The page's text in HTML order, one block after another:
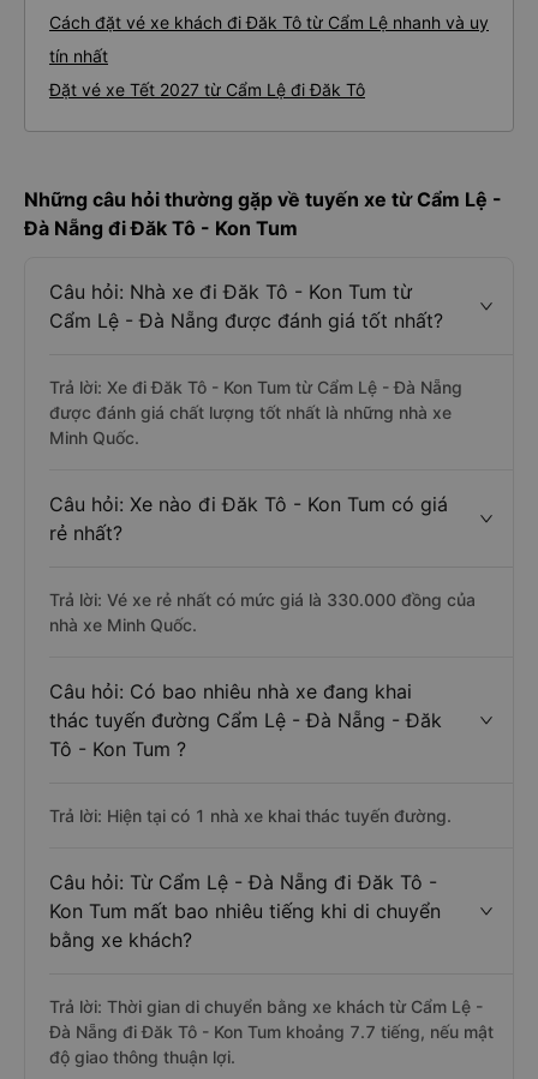
Cách đặt vé xe khách đi Đăk Tô từ Cẩm Lệ nhanh và uy
tín nhất
Đặt vé xe Tết 2027 từ Cẩm Lệ đi Đăk Tô
Những câu hỏi thường gặp về tuyến xe từ Cẩm Lệ -
Đà Nẵng đi Đăk Tô - Kon Tum
Câu hỏi: Nhà xe đi Đăk Tô - Kon Tum từ
Cẩm Lệ - Đà Nẵng được đánh giá tốt nhất?
Trả lời: Xe đi Đăk Tô - Kon Tum từ Cẩm Lệ - Đà Nẵng
được đánh giá chất lượng tốt nhất là những nhà xe
Minh Quốc.
Câu hỏi: Xe nào đi Đăk Tô - Kon Tum có giá
rẻ nhất?
Trả lời: Vé xe rẻ nhất có mức giá là 330.000 đồng của
nhà xe Minh Quốc.
Câu hỏi: Có bao nhiêu nhà xe đang khai
thác tuyến đường Cẩm Lệ - Đà Nẵng - Đăk
Tô - Kon Tum ?
Trả lời: Hiện tại có 1 nhà xe khai thác tuyến đường.
Câu hỏi: Từ Cẩm Lệ - Đà Nẵng đi Đăk Tô -
Kon Tum mất bao nhiêu tiếng khi di chuyển
bằng xe khách?
Trả lời: Thời gian di chuyển bằng xe khách từ Cẩm Lệ -
Đà Nẵng đi Đăk Tô - Kon Tum khoảng 7.7 tiếng, nếu mật
độ giao thông thuận lợi.